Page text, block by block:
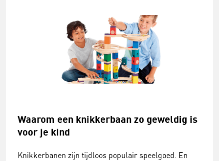
Waarom een knikkerbaan zo geweldig is
voor je kind
Knikkerbanen zijn tijdloos populair speelgoed. En